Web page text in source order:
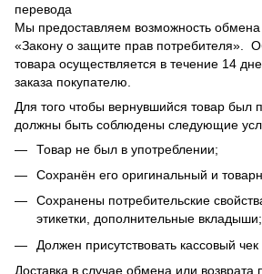
перевода
Мы предоставляем возможность обмена
«Закону о защите прав потребителя».
товара осуществляется в течение 14
заказа покупателю.
Для того чтобы вернувшийся товар был
должны быть соблюдены следующие
Товар не был в употреблении;
Сохранён его оригинальный и
Сохранены потребительские
этикетки, дополнительные вкладыши;
Должен присутствовать кассовый
Доставка в случае обмена или возврата